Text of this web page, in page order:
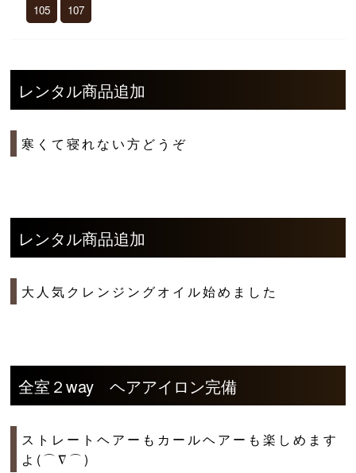
105 107
レンタル商品追加
寒くて寝れない方どうぞ
レンタル商品追加
大人気クレンジングオイル始めました
全室２way ヘアアイロン完備
ストレートヘアーもカールヘアーも楽しめます
よ(⌒∇⌒)